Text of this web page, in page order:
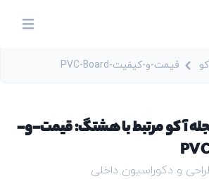
menu
قیمت-و-کیفیت-PVC-Board
آکو مرتبط با هشتگ: قیمت-و-
و دکوراسیون داخلی